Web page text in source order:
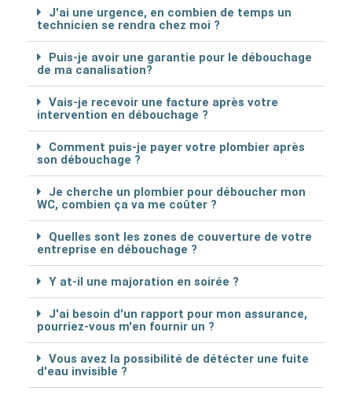
J'ai une urgence, en combien de temps un
technicien se rendra chez moi ?
Puis-je avoir une garantie pour le débouchage
de ma canalisation?
Vais-je recevoir une facture après votre
intervention en débouchage ?
Comment puis-je payer votre plombier après
son débouchage ?
Je cherche un plombier pour déboucher mon
WC, combien ça va me coûter ?
Quelles sont les zones de couverture de votre
entreprise en débouchage ?
Y at-il une majoration en soirée ?
J'ai besoin d'un rapport pour mon assurance,
pourriez-vous m'en fournir un ?
Vous avez la possibilité de détécter une fuite
d'eau invisible ?